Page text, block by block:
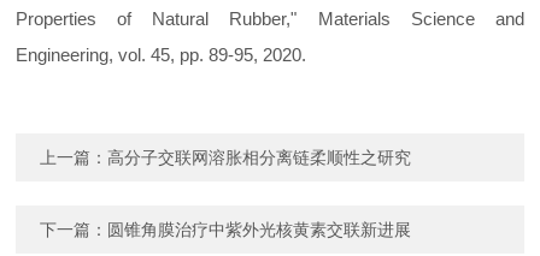
Properties of Natural Rubber," Materials Science and
Engineering, vol. 45, pp. 89-95, 2020.
上一篇：高分子交联网溶胀相分离链柔顺性之研究
下一篇： 圆锥角膜治疗中紫外光核黄素交联新进展